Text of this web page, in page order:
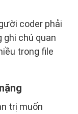
coder phải
ghi chú quan
trong file
trị muốn